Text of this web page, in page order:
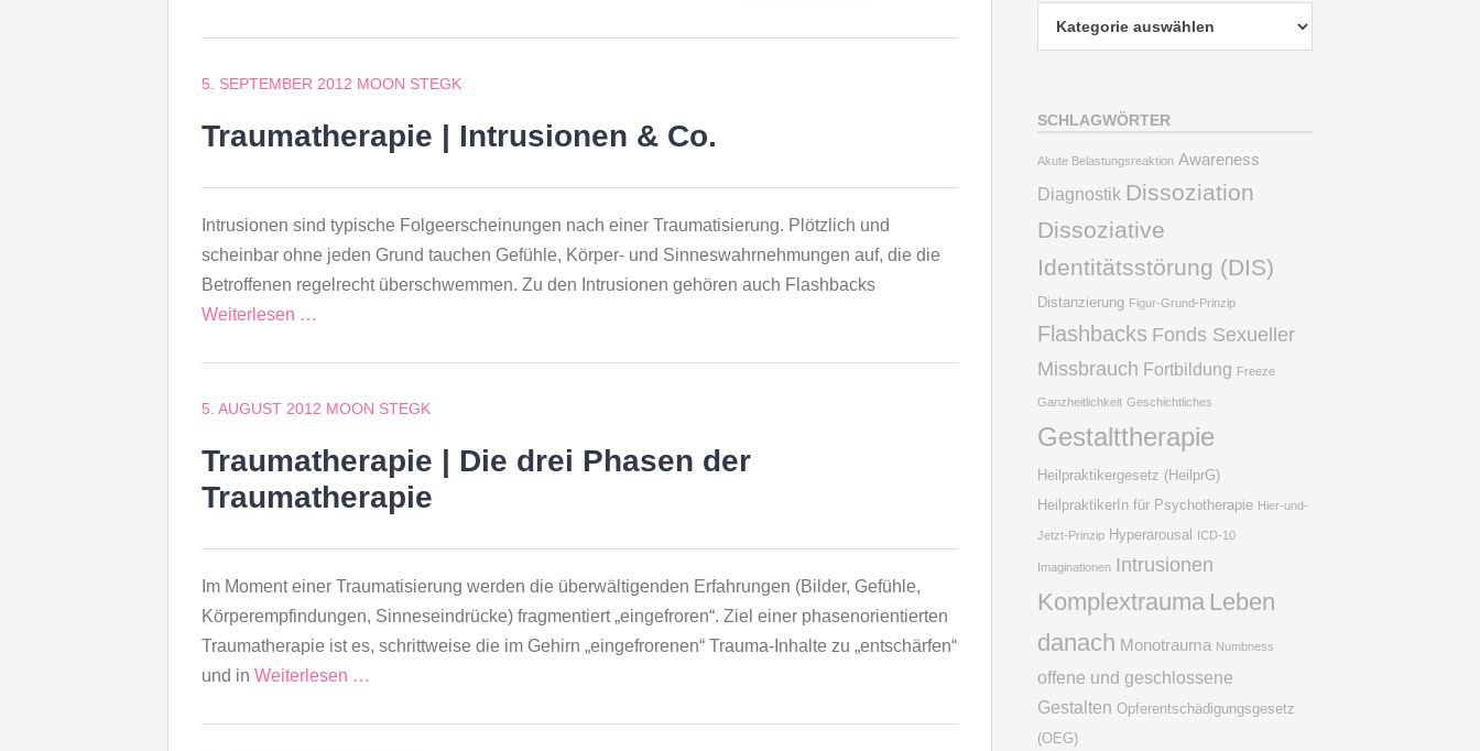
5. SEPTEMBER 2012 MOON STEGK
Traumatherapie | Intrusionen & Co.
Intrusionen sind typische Folgeerscheinungen nach einer Traumatisierung. Plötzlich und
scheinbar ohne jeden Grund tauchen Gefühle, Körper- und Sinneswahrnehmungen auf, die die
Betroffenen regelrecht überschwemmen. Zu den Intrusionen gehören auch Flashbacks
Weiterlesen …
5. AUGUST 2012 MOON STEGK
Traumatherapie | Die drei Phasen der
Traumatherapie
Im Moment einer Traumatisierung werden die überwältigenden Erfahrungen (Bilder, Gefühle,
Körperempfindungen, Sinneseindrücke) fragmentiert „eingefroren“. Ziel einer phasenorientierten
Traumatherapie ist es, schrittweise die im Gehirn „eingefrorenen“ Trauma-Inhalte zu „entschärfen“
und in Weiterlesen …
SCHLAGWÖRTER
Akute Belastungsreaktion Awareness
Diagnostik Dissoziation
Dissoziative
Identitätsstörung (DIS)
Distanzierung Figur-Grund-Prinzip
Flashbacks Fonds Sexueller
Missbrauch Fortbildung Freeze
Ganzheitlichkeit Geschichtliches
Gestalttherapie
Heilpraktikergesetz (HeilprG)
HeilpraktikerIn für Psychotherapie Hier-und-
Jetzt-Prinzip Hyperarousal ICD-10
Imaginationen Intrusionen
Komplextrauma Leben
danach Monotrauma Numbness
offene und geschlossene
Gestalten Opferentschädigungsgesetz
(OEG)